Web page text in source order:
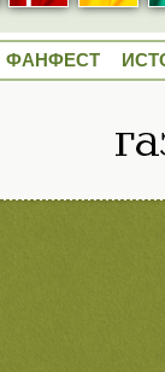
ФАНФЕСТ